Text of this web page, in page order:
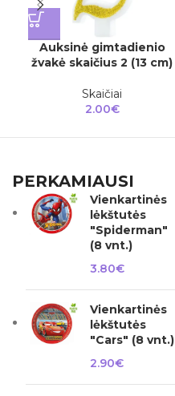
Auksinė gimtadienio
žvakė skaičius 2 (13 cm)
Skaičiai
2.00€
PERKAMIAUSI
Vienkartinės
lėkštutės
"Spiderman"
(8 vnt.)
3.80€
Vienkartinės
lėkštutės
"Cars" (8 vnt.)
2.90€